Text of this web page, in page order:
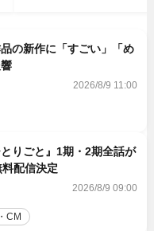
の新作に「すごい」「め
2026/8/9 11:00
りごと』1期・2期全話が
配信決定
2026/8/9 09:00
CM